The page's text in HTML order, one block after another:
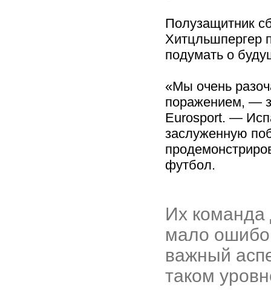
Полузащитник
Хитцльшпергер
подумать о
«Мы очень
поражением, —
Eurosport. —
заслуженную
футбол.
Их команда
мало
важный
таком